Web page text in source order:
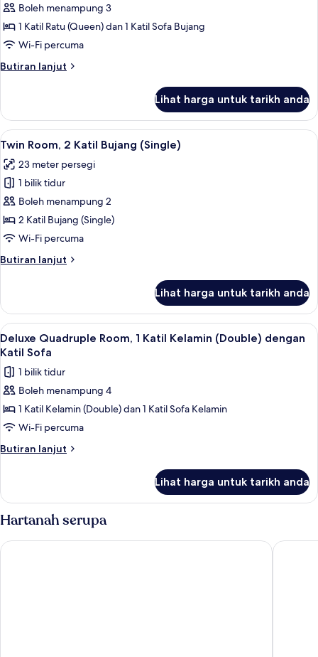
Superior
Room,
1
Ratu
Katil
Sofa
Boleh menampung 3
1 Katil Ratu (Queen) dan 1 Katil Sofa Bujang
Wi-Fi percuma
Butiran lanjut
Butiran
Room,
Katil
(Queen)
dengan
Sofa
Lihat harga untuk tarikh anda
Lihat
semua
foto
untuk
Twin
Room,
2
Bujang
Twin Room, 2 Katil Bujang (Single) |
6
Twin Room, 2 Katil Bujang (Single)
23 meter persegi
1 bilik tidur
Boleh menampung 2
2 Katil Bujang (Single)
Wi-Fi percuma
Butiran lanjut
Butiran
Room,
Katil
Bujang
Lihat harga untuk tarikh anda
Lihat
semua
foto
untuk
Deluxe
Quadruple
Room,
1
(Double)
Katil
Sofa
Deluxe Quadruple Room, 1 Katil
8
Deluxe Quadruple Room, 1 Katil Kelamin (Double) dengan
Katil Sofa
1 bilik tidur
Boleh menampung 4
1 Katil Kelamin (Double) dan 1 Katil Sofa Kelamin
Wi-Fi percuma
Butiran lanjut
Butiran
Quadruple
1
Kelamin
Lihat harga untuk tarikh anda
Hartanah serupa
Mercure Amsterdam North Station